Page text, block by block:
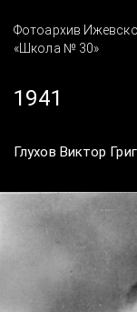
Фотоархив
«Школа № 30»
1941
Глухов Виктор